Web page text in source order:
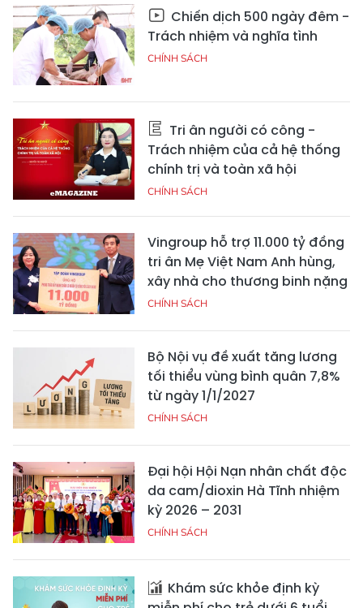
Chiến dịch 500 ngày đêm -
Trách nhiệm và nghĩa tình
CHÍNH SÁCH
Tri ân người có công -
Trách nhiệm của cả hệ thống
chính trị và toàn xã hội
CHÍNH SÁCH
Vingroup hỗ trợ 11.000 tỷ đồng
tri ân Mẹ Việt Nam Anh hùng,
xây nhà cho thương binh nặng
CHÍNH SÁCH
Bộ Nội vụ đề xuất tăng lương
tối thiểu vùng bình quân 7,8%
từ ngày 1/1/2027
CHÍNH SÁCH
Đại hội Hội Nạn nhân chất độc
da cam/dioxin Hà Tĩnh nhiệm
kỳ 2026 – 2031
CHÍNH SÁCH
Khám sức khỏe định kỳ